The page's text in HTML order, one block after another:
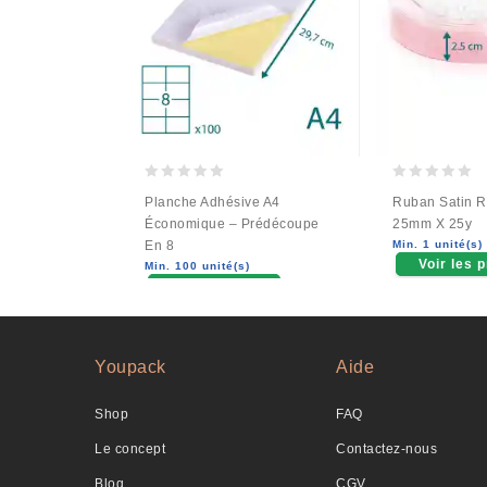
out
of
5
Planche Adhésive A4
Économique – Prédécoupe
En 8
Min. 100 unité(s)
out
of
5
Ruban Satin
25mm X 25y
Min. 1 unité(s)
Voir les
Youpack
Shop
Le concept
Blog
Aide
FAQ
Contactez-nous
CGV